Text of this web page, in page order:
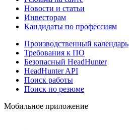
Новости и статьи
Инвесторам
Кандидаты по профессиям
Производственный календарь
Требования к ПО
Безопасный HeadHunter
HeadHunter API
Поиск работы
Поиск по резюме
Мобильное приложение